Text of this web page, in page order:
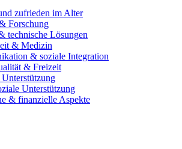
zufrieden im Alter
Forschung
technische Lösungen
& Medizin
& soziale Integration
& Freizeit
Unterstützung
& finanzielle Aspekte